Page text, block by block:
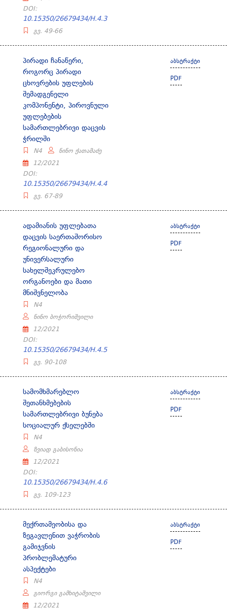
DOI:
10.15350/26679434/H.4.3
გვ. 49-66
პირადი ჩანაწერი,
როგორც პირადი
ცხოვრების უფლების
შემადგენელი
კომპონენტი, პიროვნული
უფლებების
სამართლებრივი დაცვის
ჭრილში
N4
ნინო ქათამაძე
12/2021
DOI:
10.15350/26679434/H.4.4
გვ. 67-89
აბსტრაქტი
PDF
ადამიანის უფლებათა
დაცვის საერთაშორისო
რეგიონალური და
უნივერსალური
სახელშეკრულებო
ორგანოები და მათი
მნიშვნელობა
N4
ნინო ბოჭორიშვილი
12/2021
DOI:
10.15350/26679434/H.4.5
გვ. 90-108
აბსტრაქტი
PDF
სამომხმარებლო
შეთანხმებების
სამართლებრივი ბუნება
სოციალურ ქსელებში
N4
ზვიად გაბისონია
12/2021
DOI:
10.15350/26679434/H.4.6
გვ. 109-123
აბსტრაქტი
PDF
მექრთამეობისა და
ზეგავლენით ვაჭრობის
გამიჯვნის
პრობლემატური
ასპექტები
N4
გიორგი გამხიტაშვილი
12/2021
აბსტრაქტი
PDF